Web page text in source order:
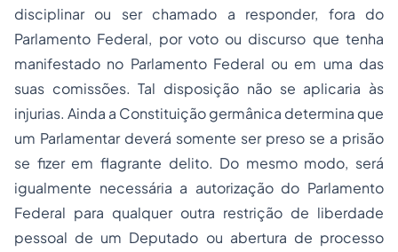
disciplinar ou ser chamado a responder, fora do
Parlamento Federal, por voto ou discurso que tenha
manifestado no Parlamento Federal ou em uma das
suas comissões. Tal disposição não se aplicaria às
injurias. Ainda a Constituição germânica determina que
um Parlamentar deverá somente ser preso se a prisão
se fizer em flagrante delito. Do mesmo modo, será
igualmente necessária a autorização do Parlamento
Federal para qualquer outra restrição de liberdade
pessoal de um Deputado ou abertura de processo